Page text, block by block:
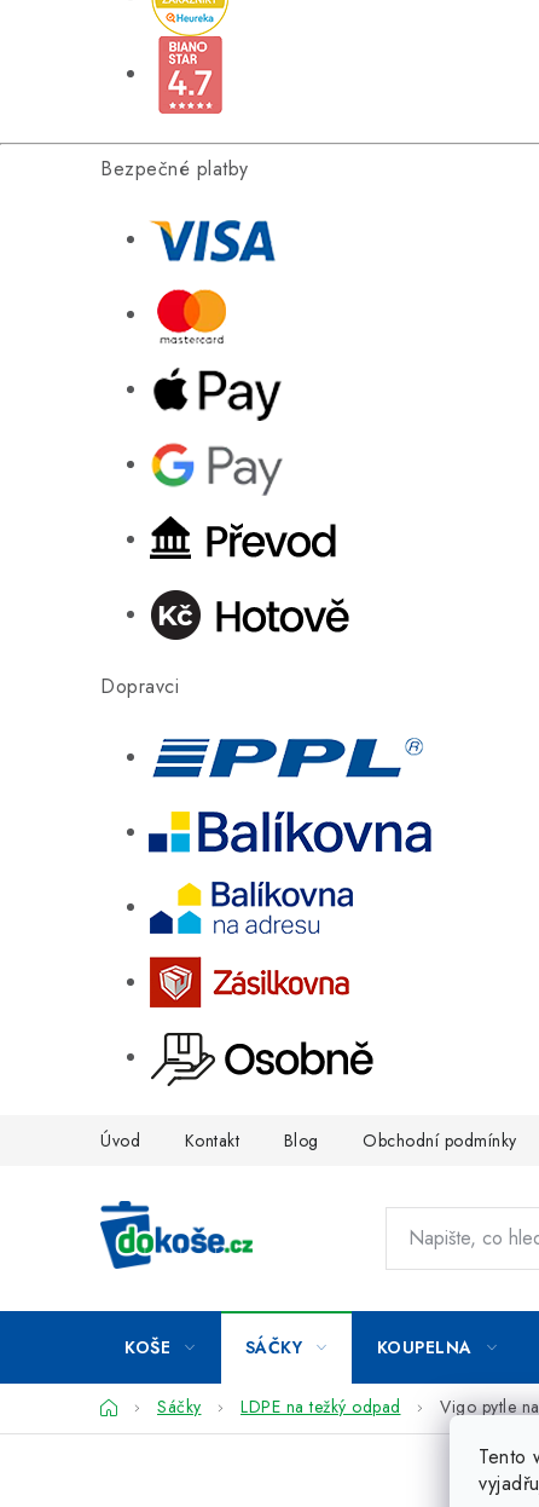
Bezpečné platby
Dopravci
Tento
Úvod Kontakt Blog Obchodní podmínky
KOŠE SÁČKY KOUPELNA
DomůSáčky LDPE na težký odpad Vigo pytle